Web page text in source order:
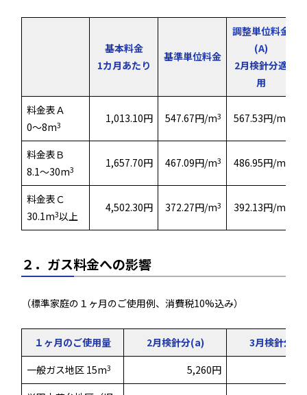
基本料金
1カ月あたり
基準単位料金
調整単位料金
(A)
2月検針分適
用
料金表Ａ
0～8m3 1,013.10円 547.67円/m3 567.53円/m
料金表Ｂ
8.1～30m3 1,657.70円 467.09円/m3 486.95円/m
料金表Ｃ
30.1m3以上
4,502.30円 372.27円/m3 392.13円/m
２．ガス料金への影響
（標準家庭の１ヶ月のご使用例、消費税10%込み）
１ヶ月のご使用量 2月検針分(a)
3月検針分(b)
一般ガス地区 15m3 5,260円